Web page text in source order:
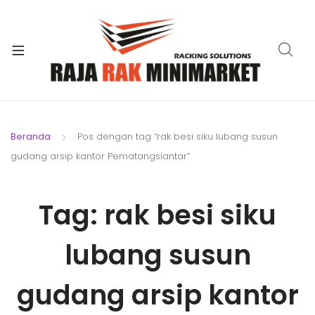
Beranda
Pos dengan tag “rak besi siku lubang susun
gudang arsip kantor Pematangsiantar”
Tag: rak besi siku
lubang susun
gudang arsip kantor